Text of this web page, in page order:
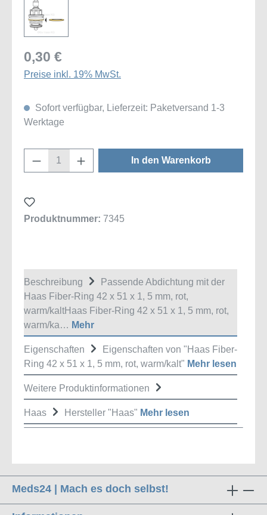
0,30 €
Preise inkl. 19% MwSt.
Sofort verfügbar, Lieferzeit: Paketversand 1-3
Werktage
Produkt Anzahl: Gib den gewünschten
In den Warenkorb
Produktnummer: 7345
Beschreibung
Passende Abdichtung mit der
Haas Fiber-Ring 42 x 51 x 1, 5 mm, rot,
warm/kaltHaas Fiber-Ring 42 x 51 x 1, 5 mm, rot,
warm/ka… Mehr
Eigenschaften
Eigenschaften von "Haas Fiber-
Ring 42 x 51 x 1, 5 mm, rot, warm/kalt" Mehr lesen
Weitere Produktinformationen
Haas Hersteller "Haas" Mehr lesen
Meds24 | Mach es doch selbst!